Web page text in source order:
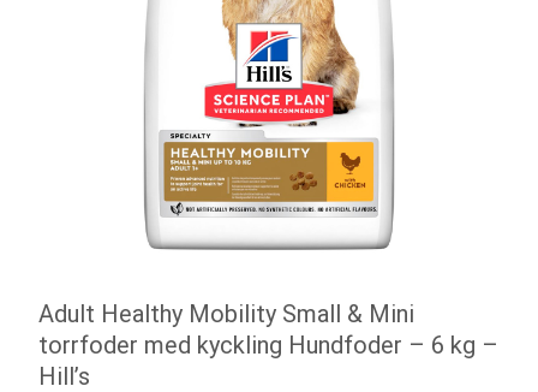
Adult Healthy Mobility Small & Mini
torrfoder med kyckling Hundfoder – 6 kg –
Hill’s